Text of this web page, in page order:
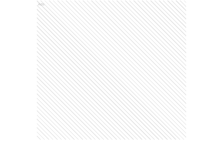
Debés iniciar sesiónpara poder comentar
Ads